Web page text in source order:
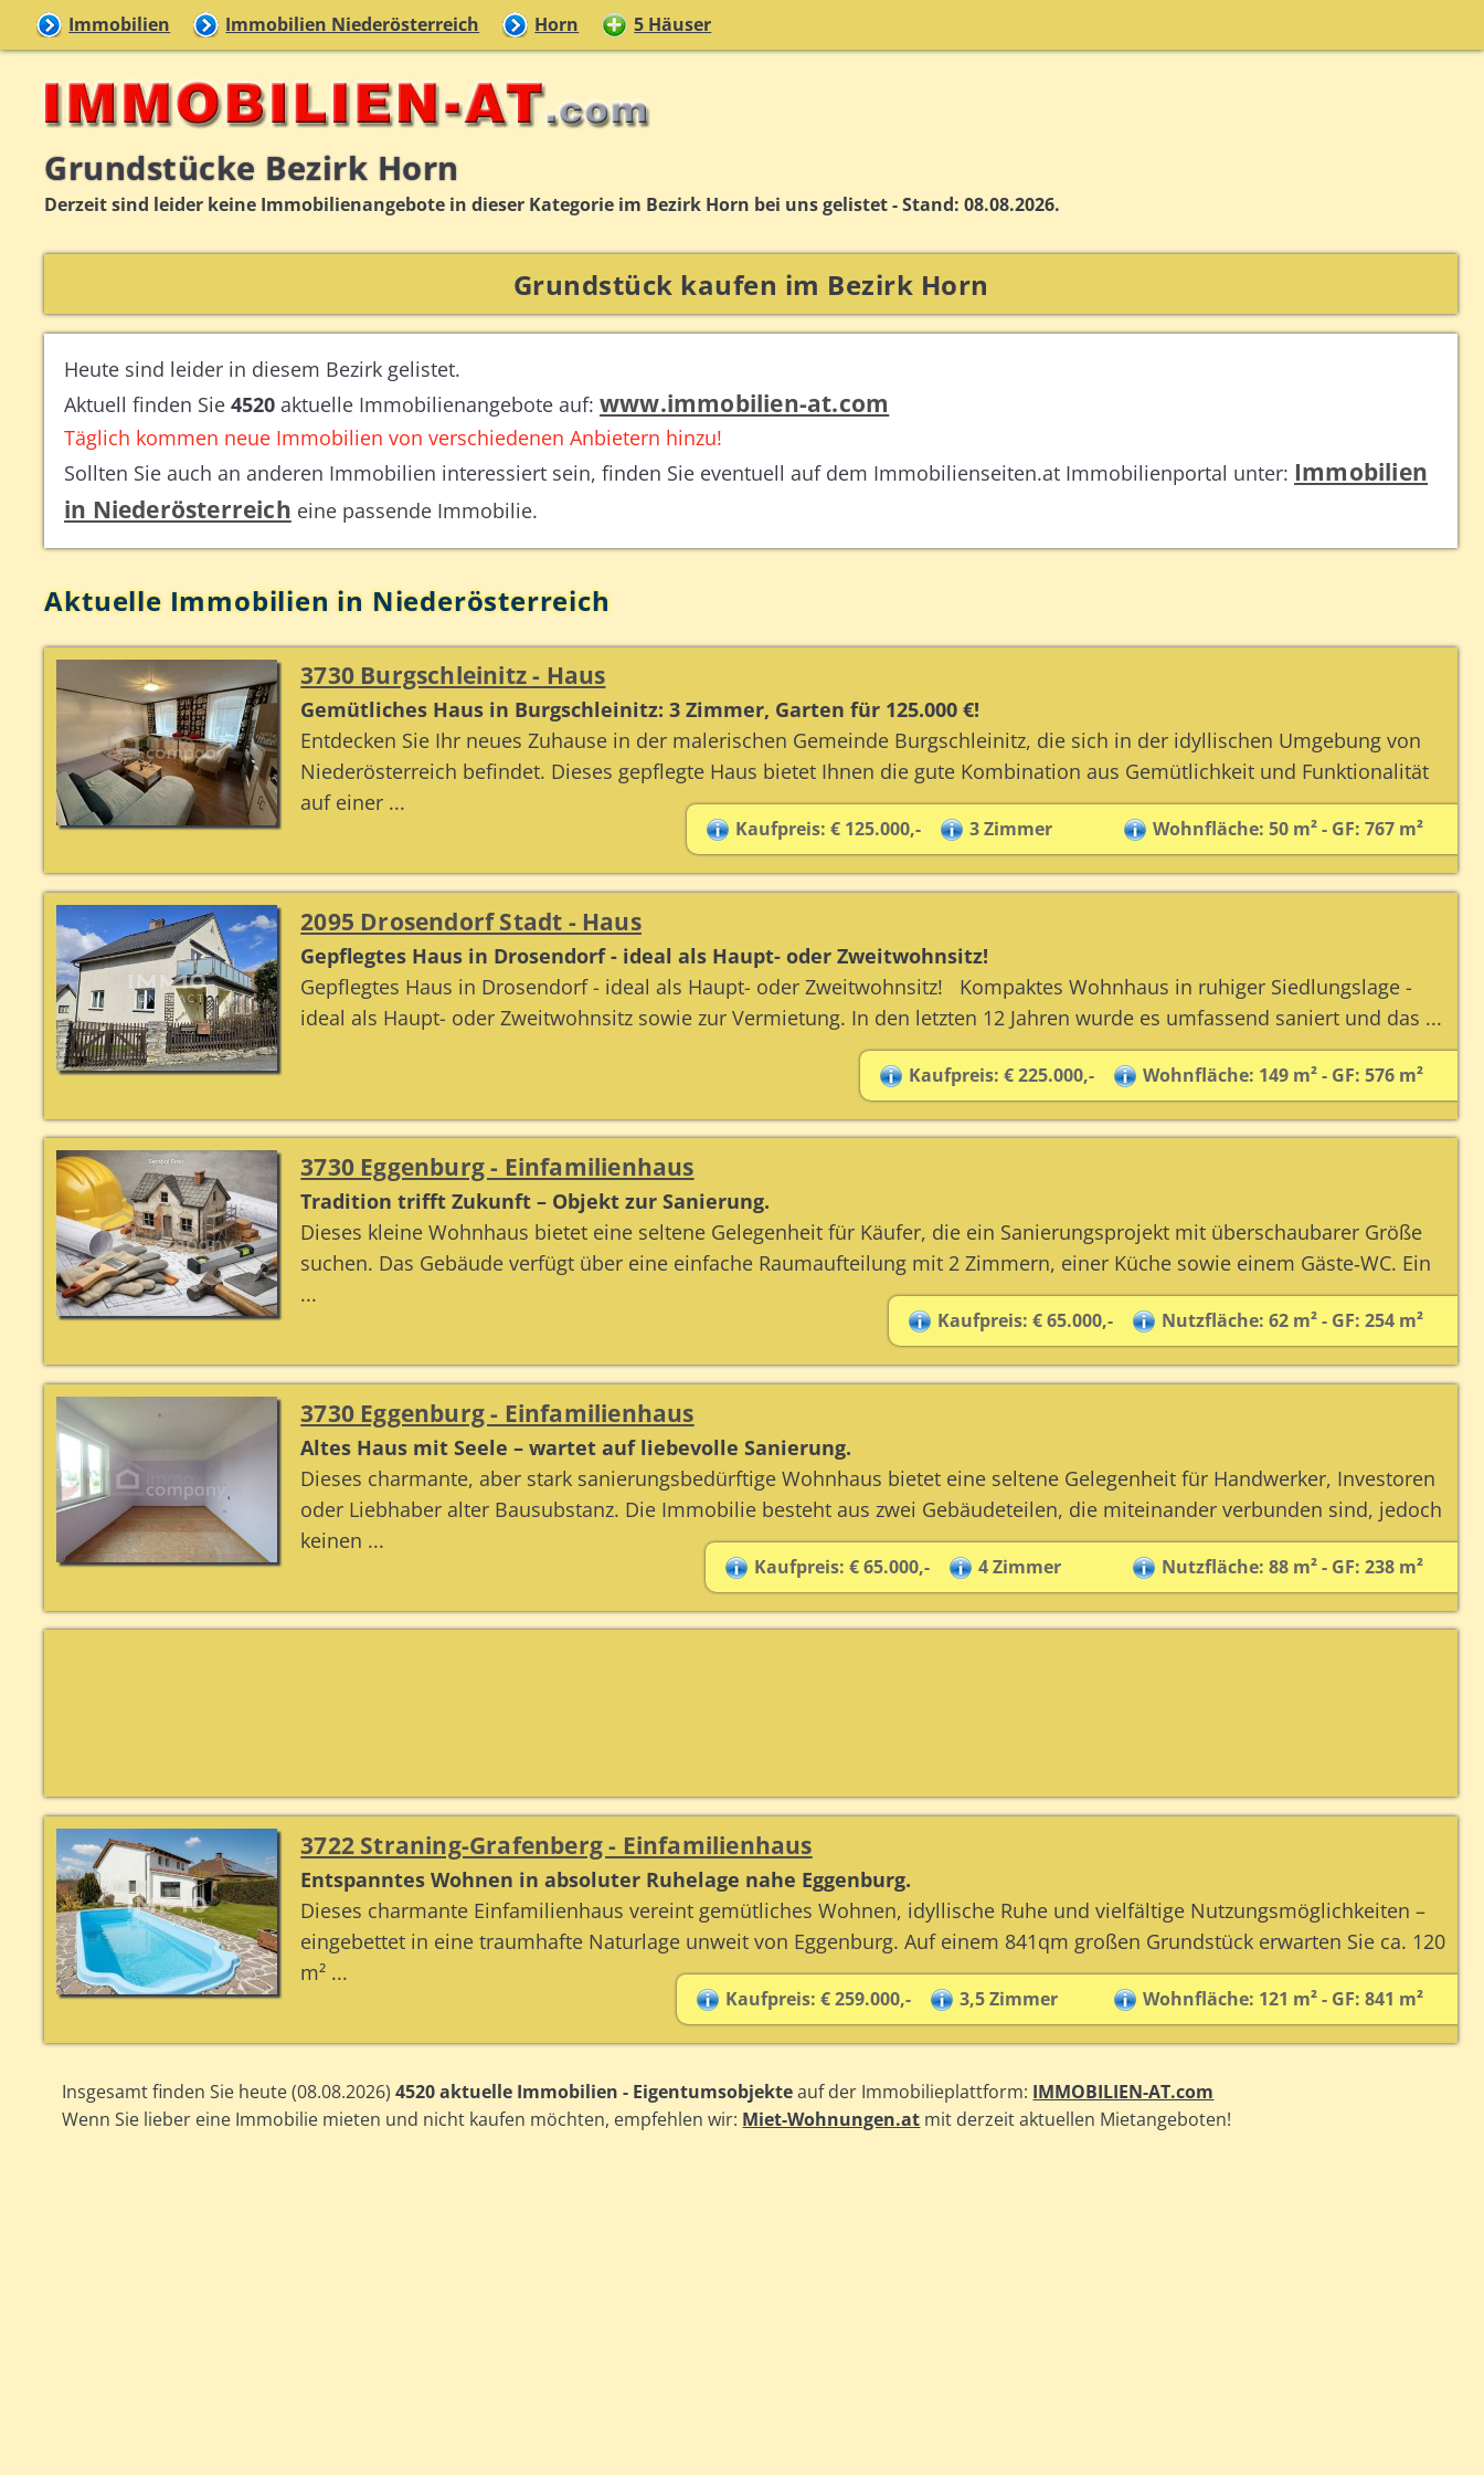
Immobilien Immobilien Niederösterreich Horn 5 Häuser
Grundstücke Bezirk Horn
Derzeit sind leider keine Immobilienangebote in dieser Kategorie im Bezirk Horn bei uns gelistet - Stand: 08.08.2026.
Grundstück kaufen im Bezirk Horn
Heute sind leider in diesem Bezirk gelistet.
Aktuell finden Sie4520 aktuelle Immobilienangebote auf:www.immobilien-at.com
Täglich kommen neue Immobilien von verschiedenen Anbietern hinzu!
Sollten Sie auch an anderen Immobilien interessiert sein, finden Sie eventuell auf dem Immobilienseiten.at Immobilienportal unter: Immobilien
in Niederösterreich eine passende Immobilie.
Aktuelle Immobilien in Niederösterreich
3730 Burgschleinitz - Haus
Gemütliches Haus in Burgschleinitz: 3 Zimmer, Garten für 125.000 €!
Entdecken Sie Ihr neues Zuhause in der malerischen Gemeinde Burgschleinitz, die sich in der idyllischen Umgebung von
Niederösterreich befindet. Dieses gepflegte Haus bietet Ihnen die gute Kombination aus Gemütlichkeit und Funktionalität
auf einer ...
Kaufpreis: € 125.000,- 3 Zimmer Wohnfläche: 50 m² - GF: 767 m²
2095 Drosendorf Stadt - Haus
Gepflegtes Haus in Drosendorf - ideal als Haupt- oder Zweitwohnsitz!
Gepflegtes Haus in Drosendorf - ideal als Haupt- oder Zweitwohnsitz! Kompaktes Wohnhaus in ruhiger Siedlungslage -
ideal als Haupt- oder Zweitwohnsitz sowie zur Vermietung. In den letzten 12 Jahren wurde es umfassend saniert und das ...
Kaufpreis: € 225.000,- Wohnfläche: 149 m² - GF: 576 m²
3730 Eggenburg - Einfamilienhaus
Tradition trifft Zukunft – Objekt zur Sanierung.
Dieses kleine Wohnhaus bietet eine seltene Gelegenheit für Käufer, die ein Sanierungsprojekt mit überschaubarer Größe
suchen. Das Gebäude verfügt über eine einfache Raumaufteilung mit 2 Zimmern, einer Küche sowie einem Gäste‑WC. Ein
...
Kaufpreis: € 65.000,- Nutzfläche: 62 m² - GF: 254 m²
3730 Eggenburg - Einfamilienhaus
Altes Haus mit Seele – wartet auf liebevolle Sanierung.
Dieses charmante, aber stark sanierungsbedürftige Wohnhaus bietet eine seltene Gelegenheit für Handwerker, Investoren
oder Liebhaber alter Bausubstanz. Die Immobilie besteht aus zwei Gebäudeteilen, die miteinander verbunden sind, jedoch
keinen ...
Kaufpreis: € 65.000,- 4 Zimmer Nutzfläche: 88 m² - GF: 238 m²
3722 Straning-Grafenberg - Einfamilienhaus
Entspanntes Wohnen in absoluter Ruhelage nahe Eggenburg.
Dieses charmante Einfamilienhaus vereint gemütliches Wohnen, idyllische Ruhe und vielfältige Nutzungsmöglichkeiten –
eingebettet in eine traumhafte Naturlage unweit von Eggenburg. Auf einem 841qm großen Grundstück erwarten Sie ca. 120
m² ...
Kaufpreis: € 259.000,- 3,5 Zimmer Wohnfläche: 121 m² - GF: 841 m²
Insgesamt finden Sie heute (08.08.2026)4520 aktuelle Immobilien - Eigentumsobjekteauf der Immobilieplattform: IMMOBILIEN-AT.com
Wenn Sie lieber eine Immobilie mieten und nicht kaufen möchten, empfehlen wir: Miet-Wohnungen.at mit derzeit aktuellen Mietangeboten!